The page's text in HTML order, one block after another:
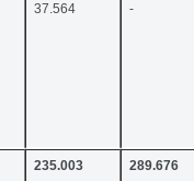
37.564 -
235.003 289.676